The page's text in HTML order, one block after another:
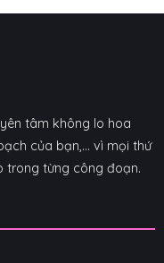
tâm không lo hoa
của bạn,... vì mọi thứ
trong từng công đoạn.